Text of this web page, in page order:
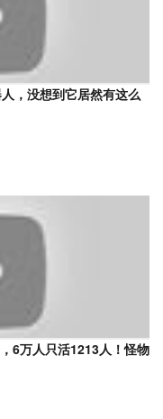
，没想到它居然有这么
6万人只活1213人！怪物